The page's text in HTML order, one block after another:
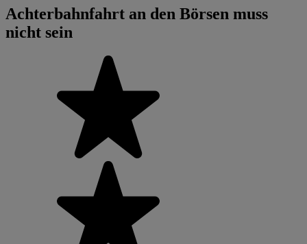
Achterbahnfahrt an den Börsen muss
nicht sein